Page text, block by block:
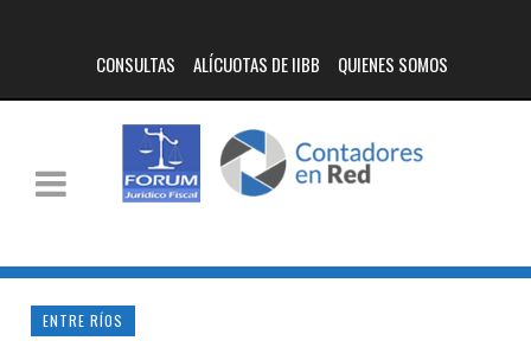
CONSULTAS ALÍCUOTAS DE IIBB QUIENES SOMOS
ENTRE RÍOS